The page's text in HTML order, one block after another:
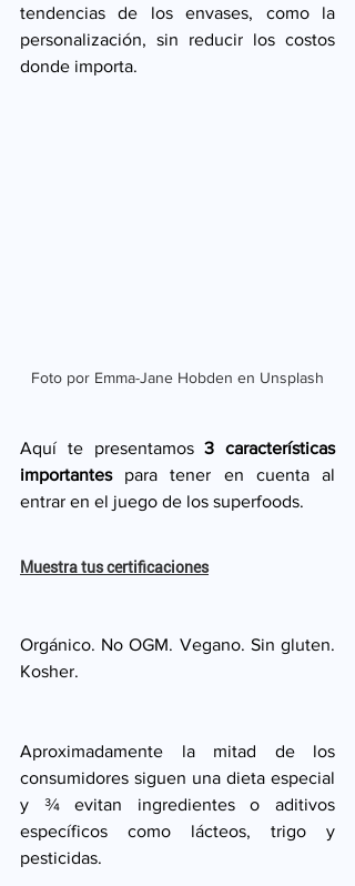
tendencias de los envases, como la
personalización, sin reducir los costos
donde importa.
Foto por Emma-Jane Hobden en Unsplash
Aquí te presentamos 3 características
importantes para tener en cuenta al
entrar en el juego de los superfoods.
Muestra tus certificaciones
Orgánico. No OGM. Vegano. Sin gluten.
Kosher.
Aproximadamente la mitad de los
consumidores siguen una dieta especial
y ¾ evitan ingredientes o aditivos
específicos como lácteos, trigo y
pesticidas.